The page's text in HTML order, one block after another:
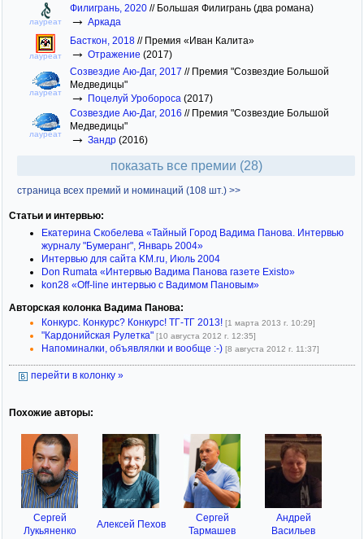
лауреат
Филигрань, 2020 // Большая Филигрань (два романа)
→ Аркада
лауреат
Басткон, 2018 // Премия «Иван Калита»
→ Отражение (2017)
лауреат
Созвездие Аю-Даг, 2017 // Премия "Созвездие Большой
Медведицы"
→ Поцелуй Уробороса (2017)
лауреат
Созвездие Аю-Даг, 2016 // Премия "Созвездие Большой
Медведицы"
→ Зандр (2016)
показать все премии (28)
страница всех премий и номинаций (108 шт.) >>
Статьи и интервью:
Екатерина Скобелева «Тайный Город Вадима Панова. Интервью
журналу "Бумеранг", Январь 2004»
Интервью для сайта KM.ru, Июль 2004
Don Rumata «Интервью Вадима Панова газете Existo»
kon28 «Off-line интервью с Вадимом Пановым»
Авторская колонка Вадима Панова:
Конкурс. Конкурс? Конкурс! ТГ-ТГ 2013! [1 марта 2013 г. 10:29]
"Кардонийская Рулетка" [10 августа 2012 г. 12:35]
Напоминалки, объявлялки и вообще :-) [8 августа 2012 г. 11:37]
перейти в колонку »
Похожие авторы:
Сергей
Лукьяненко
Алексей Пехов
Сергей
Тармашев
Андрей
Васильев